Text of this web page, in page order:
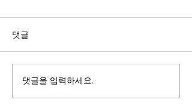
댓글
댓글을 입력하세요.